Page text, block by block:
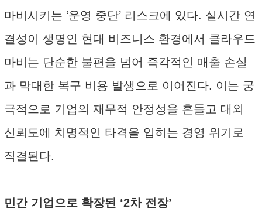
마비시키는 ‘운영 중단’ 리스크에 있다. 실시간 연
결성이 생명인 현대 비즈니스 환경에서 클라우드
마비는 단순한 불편을 넘어 즉각적인 매출 손실
과 막대한 복구 비용 발생으로 이어진다. 이는 궁
극적으로 기업의 재무적 안정성을 흔들고 대외
신뢰도에 치명적인 타격을 입히는 경영 위기로
직결된다.
민간 기업으로 확장된 ‘2차 전장’